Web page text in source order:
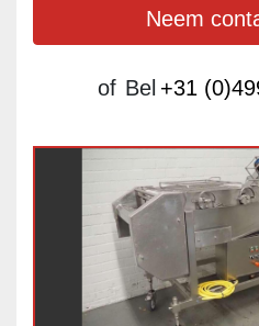
Neem
of Bel +31